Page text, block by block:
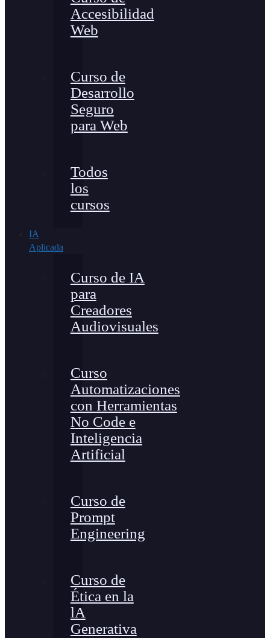
Accesibilidad
Web
Curso de
Desarrollo
Seguro
para Web
Todos
los
cursos
IA
Aplicada
Curso de IA
para
Creadores
Audiovisuales
Curso
Automatizaciones
con Herramientas
No Code e
Inteligencia
Artificial
Curso de
Prompt
Engineering
Curso de
Ética en la
lA
Generativa